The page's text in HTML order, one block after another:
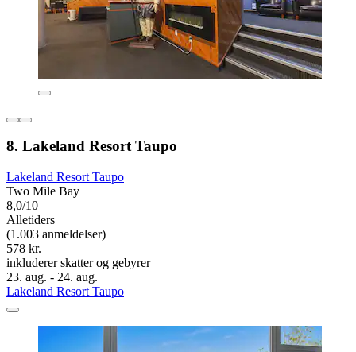
8. Lakeland Resort Taupo
Lakeland Resort Taupo
Two Mile Bay
8,0/10
Alletiders
(1.003 anmeldelser)
578 kr.
inkluderer skatter og gebyrer
23. aug. - 24. aug.
Lakeland Resort Taupo